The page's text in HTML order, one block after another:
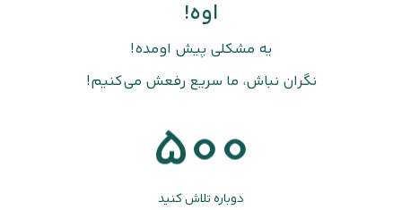
اوه!
یه مشکلی پیش اومده!
نگران نباش، ما سریع رفعش می‌کنیم!
500
دوباره تلاش کنید